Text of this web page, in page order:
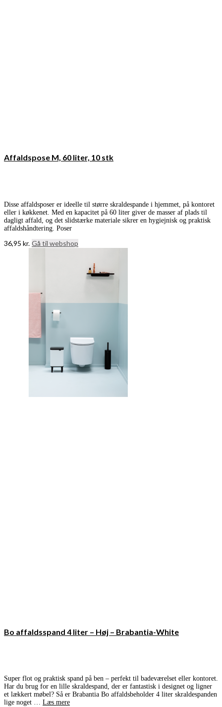
Affaldspose M, 60 liter, 10 stk
Disse affaldsposer er ideelle til større skraldespande i hjemmet, på kontoret
eller i køkkenet. Med en kapacitet på 60 liter giver de masser af plads til
dagligt affald, og det slidstærke materiale sikrer en hygiejnisk og praktisk
affaldshåndtering. Poser
36,95 kr. Gå til webshop
Bo affaldsspand 4 liter – Høj – Brabantia-White
Super flot og praktisk spand på ben – perfekt til badeværelset eller kontoret.
Har du brug for en lille skraldespand, der er fantastisk i designet og ligner
et lækkert møbel? Så er Brabantia Bo affaldsbeholder 4 liter skraldespanden
lige noget … Læs mere